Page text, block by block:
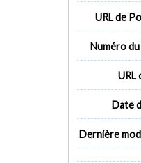
URL de
Numéro
URL
Date
Dernière